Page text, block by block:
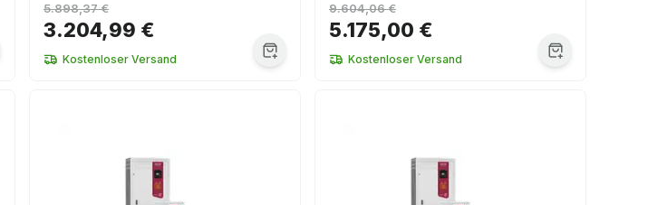
3.204,99 €
5.898,37 €
Kostenloser Versand
5.175,00 €
9.604,06 €
Kostenloser Versand